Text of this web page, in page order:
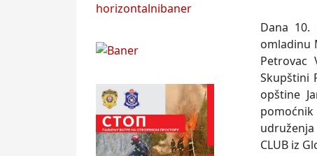
Dana
omladinu
Petrovac
Skupštini
opštine
CLUB iz